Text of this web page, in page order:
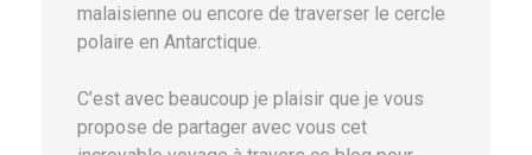
malaisienne ou encore de traverser le cercle
polaire en Antarctique.
C’est avec beaucoup je plaisir que je vous
propose de partager avec vous cet